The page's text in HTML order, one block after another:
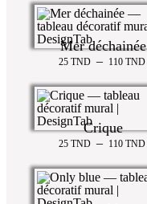
Mer déchainée
25 TND – 110 TND
Crique
25 TND – 110 TND